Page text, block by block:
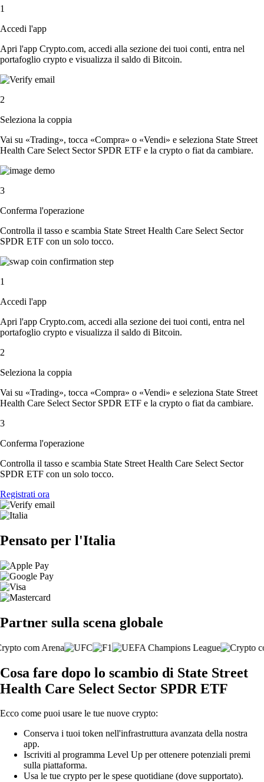
1
Accedi l'app
Apri l'app Crypto.com, accedi alla sezione dei tuoi conti, entra nel
portafoglio crypto e visualizza il saldo di Bitcoin.
2
Seleziona la coppia
Vai su «Trading», tocca «Compra» o «Vendi» e seleziona State Street
Health Care Select Sector SPDR ETF e la crypto o fiat da cambiare.
3
Conferma l'operazione
Controlla il tasso e scambia State Street Health Care Select Sector
SPDR ETF con un solo tocco.
1
Accedi l'app
Apri l'app Crypto.com, accedi alla sezione dei tuoi conti, entra nel
portafoglio crypto e visualizza il saldo di Bitcoin.
2
Seleziona la coppia
Vai su «Trading», tocca «Compra» o «Vendi» e seleziona State Street
Health Care Select Sector SPDR ETF e la crypto o fiat da cambiare.
3
Conferma l'operazione
Controlla il tasso e scambia State Street Health Care Select Sector
SPDR ETF con un solo tocco.
Registrati ora
Pensato per l'Italia
Partner sulla scena globale
Cosa fare dopo lo scambio di State Street
Health Care Select Sector SPDR ETF
Ecco come puoi usare le tue nuove crypto:
Conserva i tuoi token nell'infrastruttura avanzata della nostra
app.
Iscriviti al programma Level Up per ottenere potenziali premi
sulla piattaforma.
Usa le tue crypto per le spese quotidiane (dove supportato).